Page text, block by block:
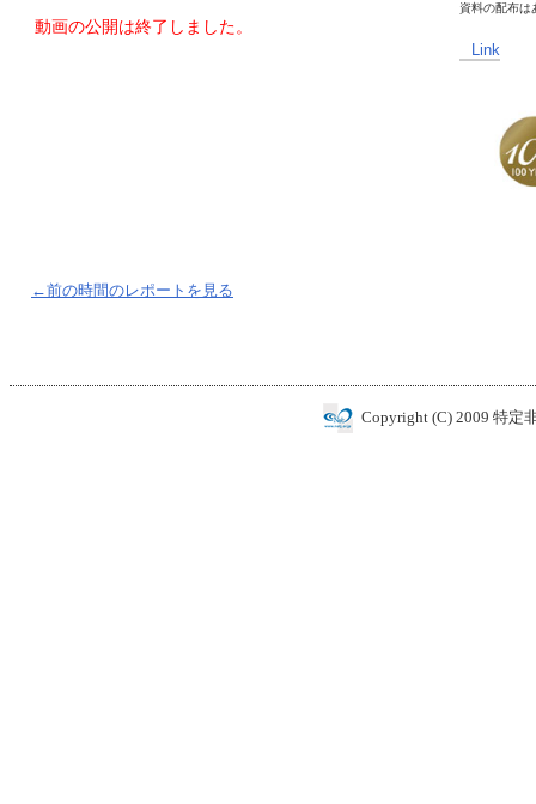
動画の公開は終了しました。
資料の配布は
Link
←前の時間のレポートを見る
Copyright (C) 2009 特定